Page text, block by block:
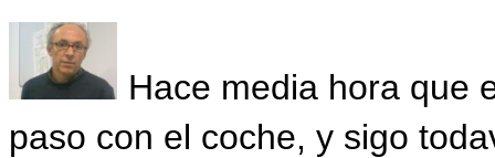
Hace media hora que
paso con el coche, y sigo